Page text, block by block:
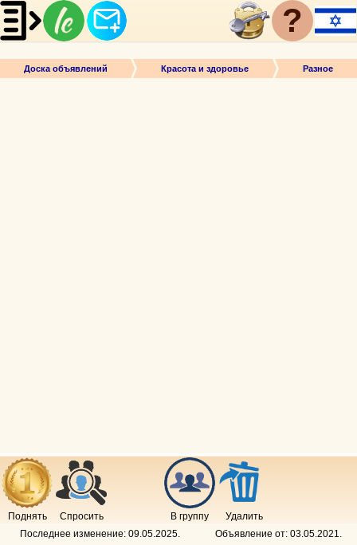
?
Доска объявлений Красота и здоровье Разное
Поднять Спросить В группу
Удалить
Последнее изменение: 09.05.2025. Объявление от: 03.05.2021.